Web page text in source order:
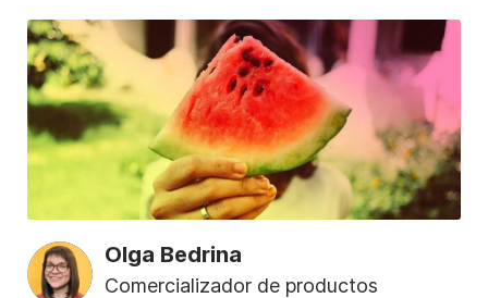
Olga Bedrina
Comercializador de productos